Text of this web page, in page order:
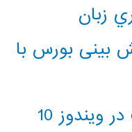
زبان
بینی بورس با